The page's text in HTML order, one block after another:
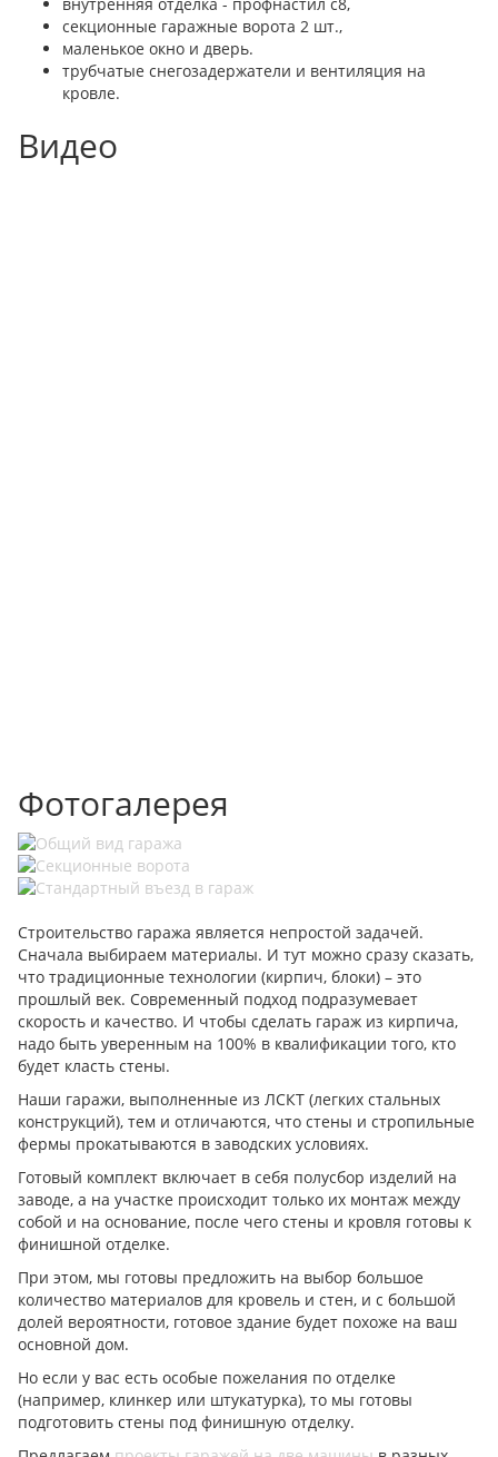
секционные гаражные ворота 2 шт.,
маленькое окно и дверь.
трубчатые снегозадержатели и вентиляция на
кровле.
Видео
Фотогалерея
Строительство гаража является непростой задачей.
Сначала выбираем материалы. И тут можно сразу сказать,
что традиционные технологии (кирпич, блоки) – это
прошлый век. Современный подход подразумевает
скорость и качество. И чтобы сделать гараж из кирпича,
надо быть уверенным на 100% в квалификации того, кто
будет класть стены.
Наши гаражи, выполненные из ЛСКТ (легких стальных
конструкций), тем и отличаются, что стены и стропильные
фермы прокатываются в заводских условиях.
Готовый комплект включает в себя полусбор изделий на
заводе, а на участке происходит только их монтаж между
собой и на основание, после чего стены и кровля готовы к
финишной отделке.
При этом, мы готовы предложить на выбор большое
количество материалов для кровель и стен, и с большой
долей вероятности, готовое здание будет похоже на ваш
основной дом.
Но если у вас есть особые пожелания по отделке
(например, клинкер или штукатурка), то мы готовы
подготовить стены под финишную отделку.